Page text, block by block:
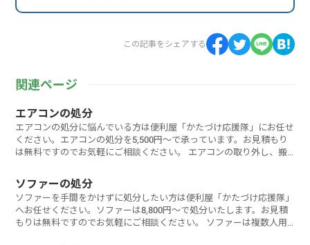
この記事をシェアする
関連ページ
エアコンの処分
エアコンの処分に悩んでいる方は便利屋「かたづけ応援隊」にお任せ
ください。エアコンの処分を5,500円～で承っています。お見積もり
は無料ですのでお気軽にご相談ください。 エアコンの取り外し、搬
ソファーの処分
ソファーを手間をかけずに処分したい方は便利屋「かたづけ応援隊」
へお任せください。ソファーは8,800円～で処分いたします。お見積
もりは無料ですのでお気軽にご相談ください。 ソファーは複数人用